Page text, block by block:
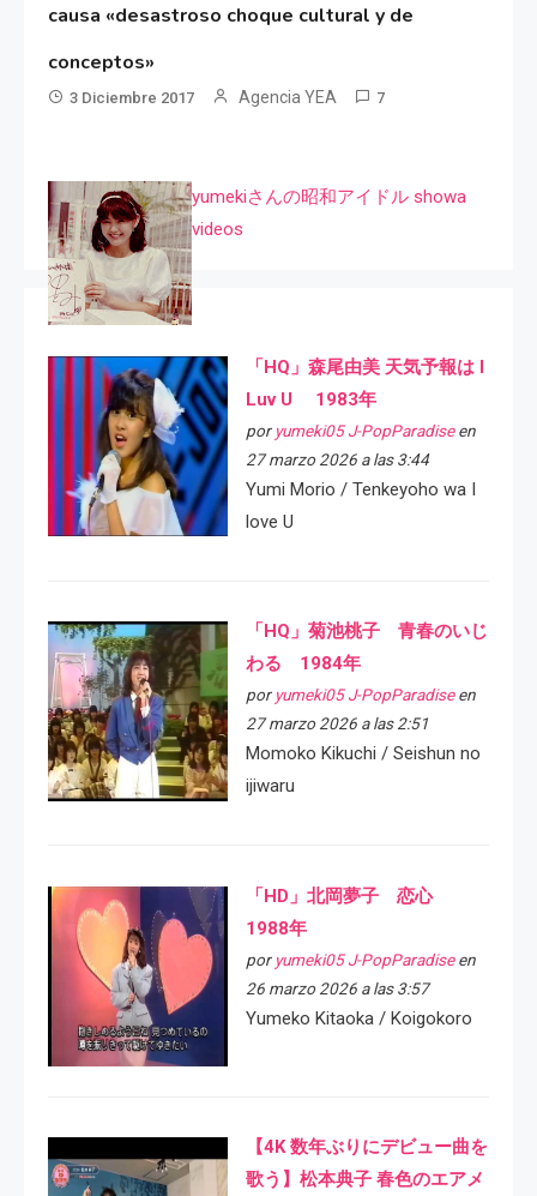
causa «desastroso choque cultural y de
conceptos»
3 Diciembre 2017 Agencia YEA 7
yumekiさんの昭和アイドル showa
videos
「HQ」森尾由美 天気予報は I
Luv U 1983年
por yumeki05 J-PopParadiseen
27 marzo 2026 a las 3:44
Yumi Morio / Tenkeyoho wa I
love U
「HQ」菊池桃子 青春のいじ
わる 1984年
por yumeki05 J-PopParadiseen
27 marzo 2026 a las 2:51
Momoko Kikuchi / Seishun no
ijiwaru
「HD」北岡夢子 恋心
1988年
por yumeki05 J-PopParadiseen
26 marzo 2026 a las 3:57
Yumeko Kitaoka / Koigokoro
【4K 数年ぶりにデビュー曲を
歌う】松本典子 春色のエアメ